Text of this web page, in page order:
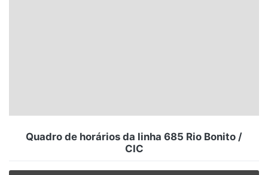
Quadro de horários da linha 685 Rio Bonito /
CIC